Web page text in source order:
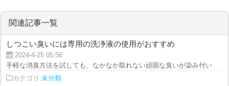
関連記事一覧
しつこい臭いには専用の洗浄液の使用がおすすめ
2024-4-25 05:56
手軽な消臭方法を試しても、なかなか取れない頑固な臭いが染み付いてい
カテゴリ 未分類